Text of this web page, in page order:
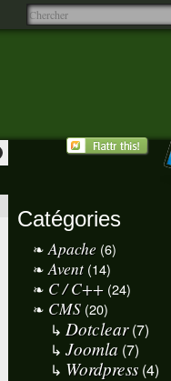
Catégories
Apache (6)
Avent(14)
C / C++ (24)
CMS (20)
Dotclear(7)
Joomla (7)
Wordpress (4)